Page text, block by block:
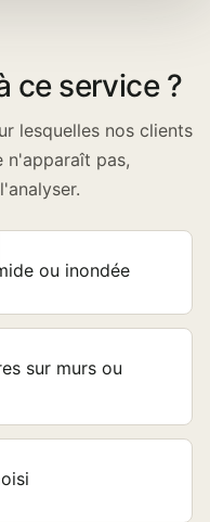
ce service ?
lesquelles nos clients
n'apparaît pas,
ou inondée
sur murs ou